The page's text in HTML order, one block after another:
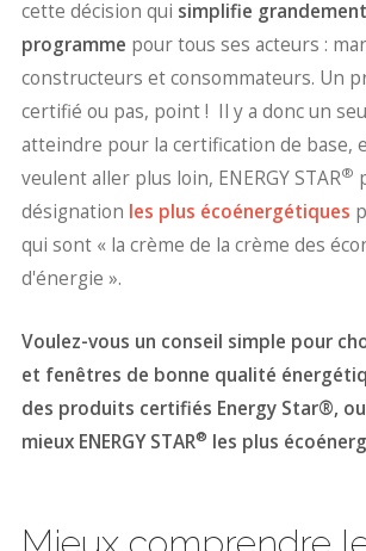
cette décision qui simplifie
programme pour tous ses acteurs :
constructeurs et consommateurs. Un
certifié ou pas, point ! Il y a donc un
atteindre pour la certification de base,
veulent aller plus loin, ENERGY STAR®
désignation les plus écoénergétiques
qui sont « la crème de la crème des
d'énergie ».
Voulez-vous un conseil simple pour
et fenêtres de bonne qualité
des produits certifiés Energy Star®,
mieux ENERGY STAR® les plus